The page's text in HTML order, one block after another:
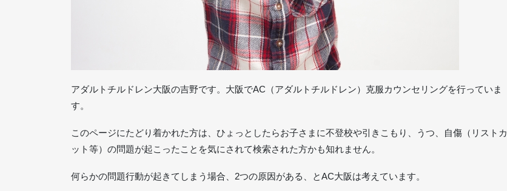
アダルトチルドレン大阪の吉野です。大阪でAC（アダルトチルドレン）克服カウンセリングを行っていま
す。
このページにたどり着かれた方は、ひょっとしたらお子さまに不登校や引きこもり、うつ、自傷（リストカ
ット等）の問題が起こったことを気にされて検索された方かも知れません。
何らかの問題行動が起きてしまう場合、2つの原因がある、とAC大阪は考えています。